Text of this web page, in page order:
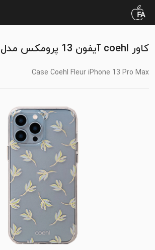
کاور coehl آیفون 13 پرومکس مدل fleur
Case Coehl Fleur iPhone 13 Pro Max